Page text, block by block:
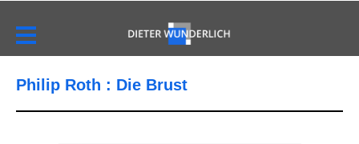
Philip Roth : Die Brust